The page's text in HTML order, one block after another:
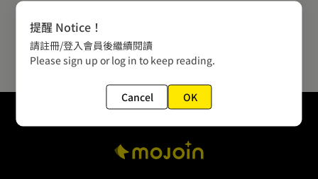
提醒 Notice！
請註冊/登入會員後繼續閱讀
Please sign up or log in to keep reading.
Cancel OK